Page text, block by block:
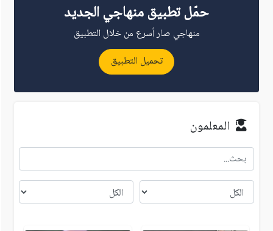
حمّل تطبيق منهاجي الجديد
منهاجي صار أسرع من خلال التطبيق
تحميل التطبيق
المعلمون